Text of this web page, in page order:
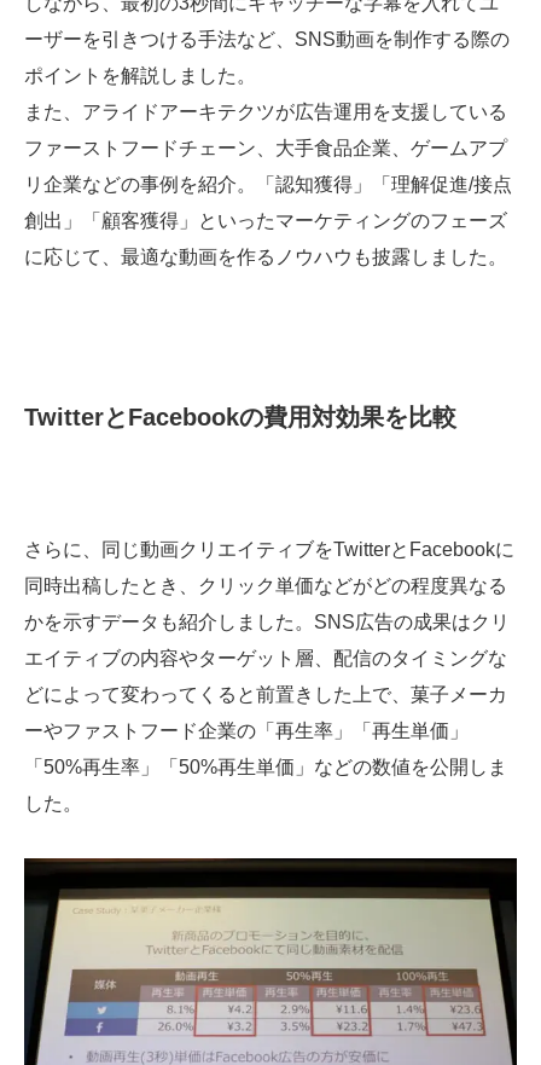
ーザーを引きつける手法など、SNS動画を制作する際の
ポイントを解説しました。
また、アライドアーキテクツが広告運用を支援している
ファーストフードチェーン、大手食品企業、ゲームアプ
リ企業などの事例を紹介。「認知獲得」「理解促進/接点
創出」「顧客獲得」といったマーケティングのフェーズ
に応じて、最適な動画を作るノウハウも披露しました。
TwitterとFacebookの費用対効果を比較
さらに、同じ動画クリエイティブをTwitterとFacebookに
同時出稿したとき、クリック単価などがどの程度異なる
かを示すデータも紹介しました。SNS広告の成果はクリ
エイティブの内容やターゲット層、配信のタイミングな
どによって変わってくると前置きした上で、菓子メーカ
ーやファストフード企業の「再生率」「再生単価」
「50%再生率」「50%再生単価」などの数値を公開しま
した。